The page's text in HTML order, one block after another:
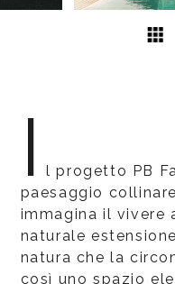
I
l progetto PB
paesaggio
immagina il vivere
naturale
natura che la
così uno spazio